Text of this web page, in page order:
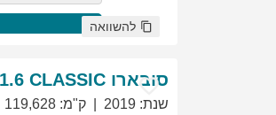
להשוואה
סובארו 1.6 CLASSIC
שנת:
2019 ק"מ:
119,628